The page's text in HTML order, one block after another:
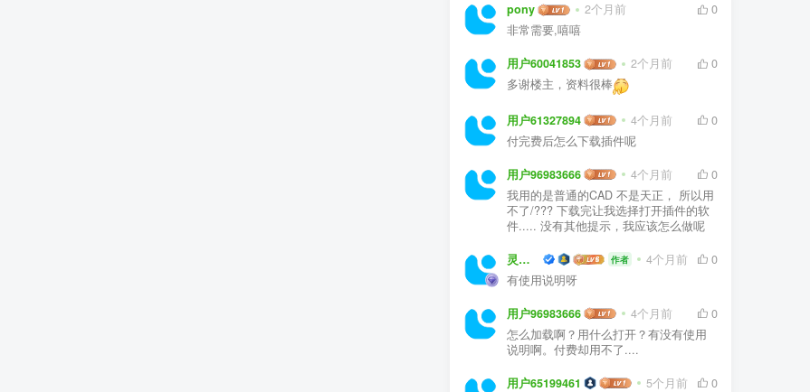
pony 2个月前
0
非常需要,嘻嘻
用户60041853 2个月前
0
多谢楼主，资料很棒
用户61327894 4个月前
0
付完费后怎么下载插件呢
用户96983666 4个月前
0
我用的是普通的CAD 不是天正， 所以用
不了/??? 下载完让我选择打开插件的软
件..... 没有其他提示，我应该怎么做呢
灵感屋 作者 4个月前
0
有使用说明呀
用户96983666 4个月前
0
怎么加载啊？用什么打开？有没有使用
说明啊。付费却用不了....
用户65199461 5个月前
0